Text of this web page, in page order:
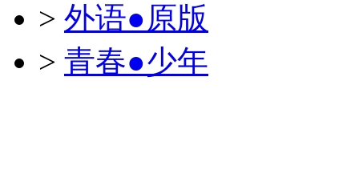
> 外语●原版
> 青春●少年